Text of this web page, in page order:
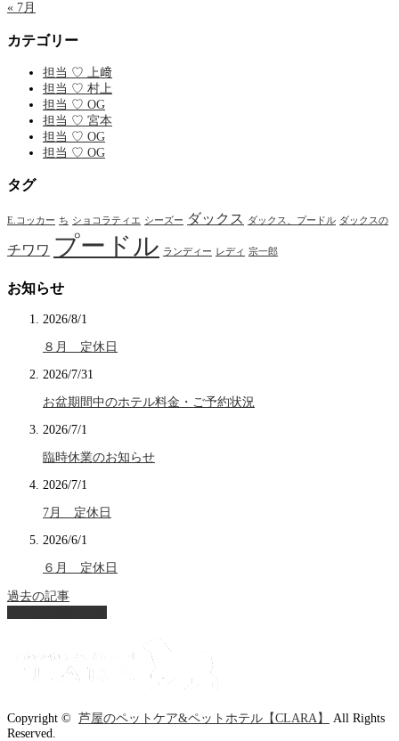
« 7月
カテゴリー
担当 ♡ 上﨑
担当 ♡ 村上
担当 ♡ OG
担当 ♡ 宮本
担当 ♡ OG
担当 ♡ OG
タグ
E.コッカー ち ショコラティエ シーズー ダックス ダックス、プードル ダックスの
チワワ プードル ランディー レディ 宗一郎
お知らせ
2026/8/1
８月 定休日
2026/7/31
お盆期間中のホテル料金・ご予約状況
2026/7/1
臨時休業のお知らせ
2026/7/1
7月 定休日
2026/6/1
６月 定休日
過去の記事
Copyright © 芦屋のペットケア&ペットホテル【CLARA】
All Rights
Reserved.